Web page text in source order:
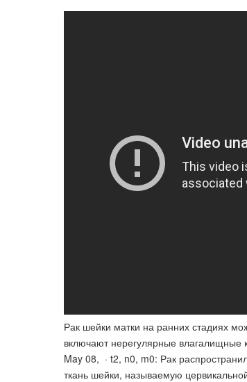
Рак шейки матки на ранних стадиях
включают нерегулярные влагалищные
May 08, · t2, n0, m0: Рак
ткань шейки, называемую